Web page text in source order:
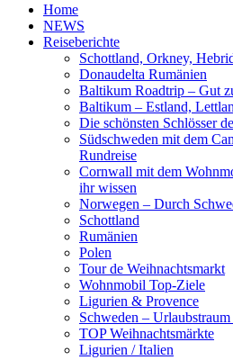
Home
NEWS
Reiseberichte
Schottland, Orkney,
Donaudelta Rumänien
Baltikum Roadtrip – Gut
Baltikum – Estland,
Die schönsten Schlösser
Südschweden mit dem
Rundreise
Cornwall mit dem
ihr wissen
Norwegen – Durch
Schottland
Rumänien
Polen
Tour de Weihnachtsmarkt
Wohnmobil Top-Ziele
Ligurien & Provence
Schweden –
TOP Weihnachtsmärkte
Ligurien / Italien